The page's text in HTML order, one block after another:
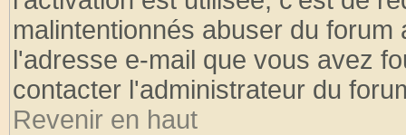
malintentionnés abuser du
l'adresse e-mail que vous avez
contacter l'administrateur du
Revenir en haut